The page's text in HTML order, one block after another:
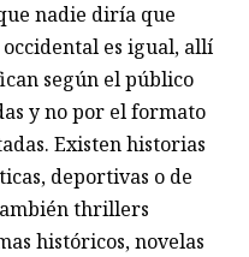
nadie diría que
es igual, allí
según el público
y no por el formato
Existen historias
deportivas o de
thrillers
históricos, novelas